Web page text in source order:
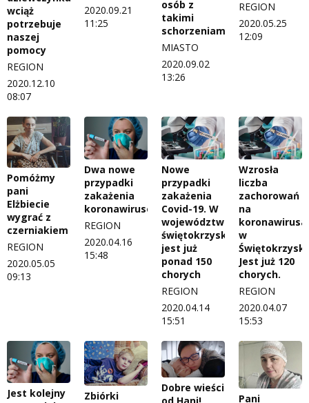
wciąż
potrzebuje
naszej
pomocy
REGION
2020.12.10
08:07
2020.09.21
11:25
osób z
takimi
schorzeniami
MIASTO
2020.09.02
13:26
REGION
2020.05.25
12:09
Pomóżmy
pani
Elżbiecie
wygrać z
czerniakiem
REGION
2020.05.05
09:13
Dwa nowe
przypadki
zakażenia
koronawirusem
REGION
2020.04.16
15:48
Nowe
przypadki
zakażenia
Covid-19. W
województwie
świętokrzyskim
jest już
ponad 150
chorych
REGION
2020.04.14
15:51
Wzrosła
liczba
zachorowań
na
koronawirusa
w
Jest już 120
chorych.
REGION
2020.04.07
15:53
Jest kolejny
Zbiórki
Dobre wieści
Pani